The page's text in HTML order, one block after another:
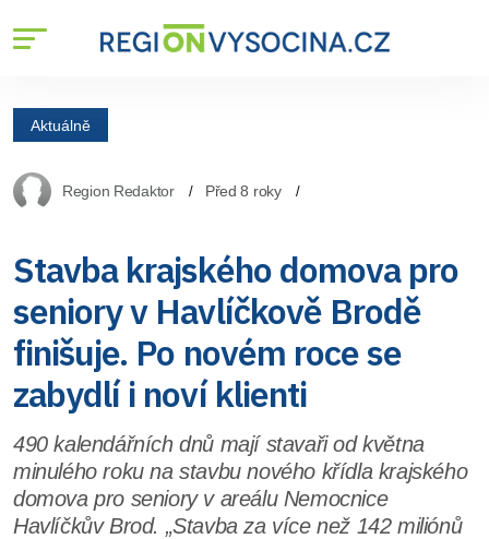
Aktuálně
Region Redaktor Před 8 roky
Stavba krajského domova pro
seniory v Havlíčkově Brodě
finišuje. Po novém roce se
zabydlí i noví klienti
490 kalendářních dnů mají stavaři od května
minulého roku na stavbu nového křídla krajského
domova pro seniory v areálu Nemocnice
Havlíčkův Brod. „Stavba za více než 142 miliónů